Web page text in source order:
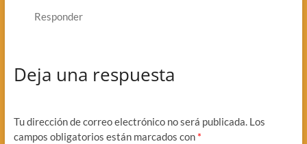
Responder
Deja una respuesta
Tu dirección de correo electrónico no será publicada. Los
campos obligatorios están marcados con *